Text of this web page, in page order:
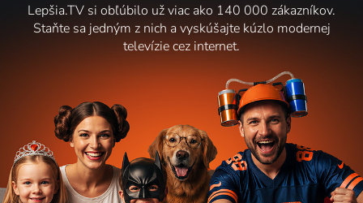
Lepšia.TV si obľúbilo už viac ako 140 000 zákazníkov.
Staňte sa jedným z nich a vyskúšajte kúzlo modernej
televízie cez internet.